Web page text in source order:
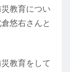
教育につい
悠右さんと
教育をして